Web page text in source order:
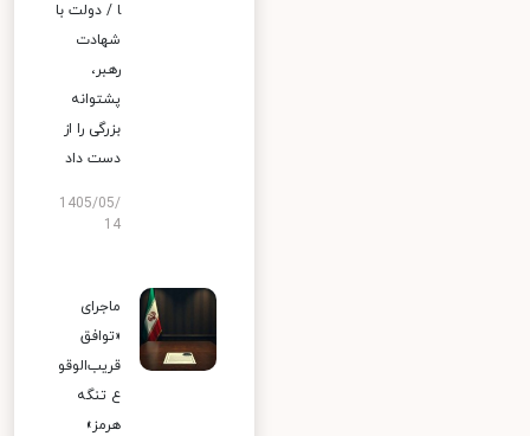
ا / دولت با
شهادت
رهبر،
پشتوانه
بزرگی را از
دست داد
1405/05/
14
ماجرای
«توافق
قریب‌الوقو
ع تنگه
هرمز»